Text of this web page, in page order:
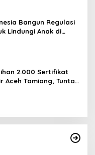
Bangun Regulasi
Lindungi Anak di
2.000 Sertifikat
Aceh Tamiang, Tuntas